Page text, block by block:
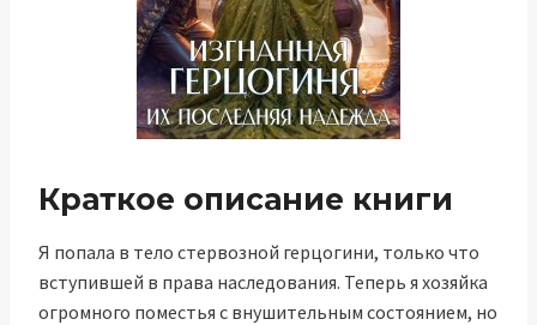
Краткое описание книги
Я попала в тело стервозной герцогини, только что
вступившей в права наследования. Теперь я хозяйка
огромного поместья с внушительным состоянием, но